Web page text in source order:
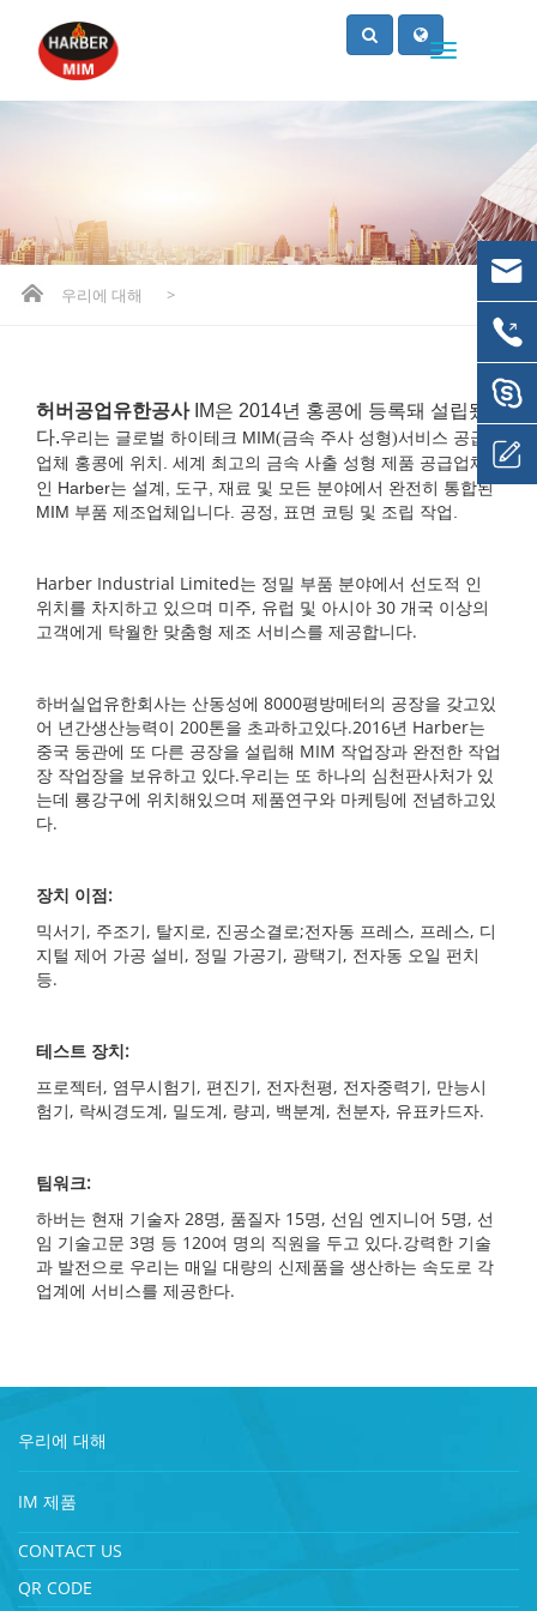
우리에 대해 >
허버공업유한공사IM은 2014년 홍콩에 등록돼 설립됐
다.우리는 글로벌 하이테크 MIM(금속 주사 성형)서비스 공급
업체 홍콩에 위치
세계 최고의 금속 사출 성형 제품 공급업체
인 Harber는 설계, 도구, 재료 및 모든 분야에서 완전히 통합된
MIM 부품 제조업체입니다. 공정, 표면 코팅 및 조립 작업.
Harber Industrial Limited는 정밀 부품 분야에서 선도적 인
위치를 차지하고 있으며 미주, 유럽 및 아시아 30 개국 이상의
고객에게 탁월한 맞춤형 제조 서비스를 제공합니다.
하버실업유한회사는 산동성에 8000평방메터의 공장을 갖고있
어 년간생산능력이 200톤을 초과하고있다.2016년 Harber는
중국 둥관에 또 다른 공장을 설립해 MIM 작업장과 완전한 작업
장 작업장을 보유하고 있다.우리는 또 하나의 심천판사처가 있
는데 룡강구에 위치해있으며 제품연구와 마케팅에 전념하고있
다.
장치 이점:
믹서기, 주조기, 탈지로, 진공소결로;전자동 프레스, 프레스, 디
지털 제어 가공 설비, 정밀 가공기, 광택기, 전자동 오일 펀치
등.
테스트 장치:
프로젝터, 염무시험기, 편진기, 전자천평, 전자중력기, 만능시
험기, 락씨경도계, 밀도계, 량괴, 백분계, 천분자, 유표카드자.
팀워크:
하버는 현재 기술자 28명, 품질자 15명, 선임 엔지니어 5명, 선
임 기술고문 3명 등 120여 명의 직원을 두고 있다.강력한 기술
과 발전으로 우리는 매일 대량의 신제품을 생산하는 속도로 각
업계에 서비스를 제공한다.
우리에 대해
IM 제품
CONTACT US
QR CODE